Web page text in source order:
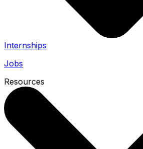
Internships
Jobs
Resources